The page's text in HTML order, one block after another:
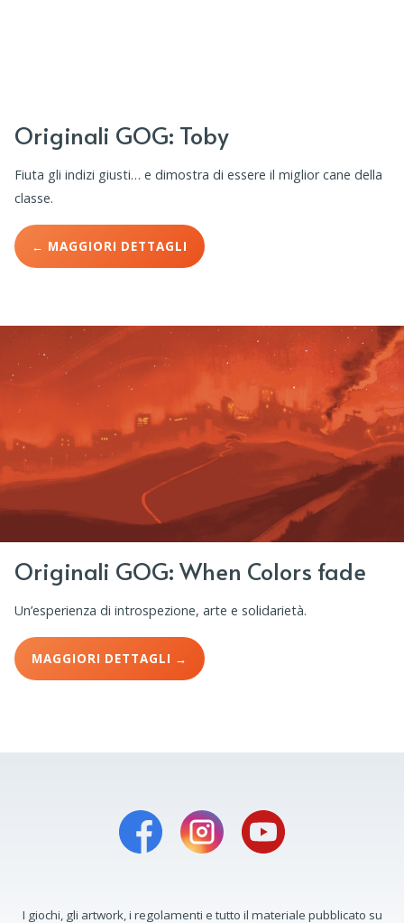
Originali GOG: Toby
Fiuta gli indizi giusti… e dimostra di essere il miglior cane della
classe.
← MAGGIORI DETTAGLI
Originali GOG: When Colors fade
Un’esperienza di introspezione, arte e solidarietà.
MAGGIORI DETTAGLI →
I giochi, gli artwork, i regolamenti e tutto il materiale pubblicato su